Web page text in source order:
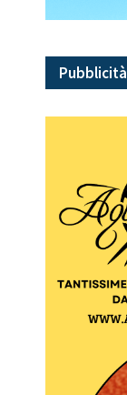
Pubblicità